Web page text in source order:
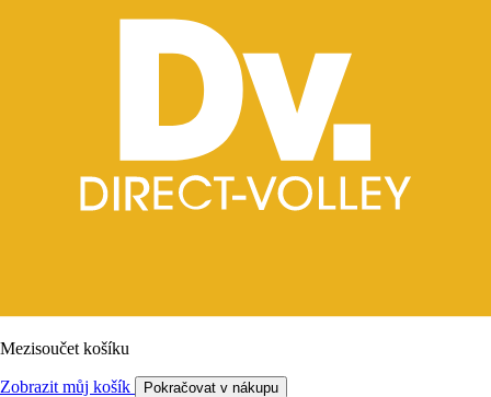
Mezisoučet košíku
Zobrazit můj košík Pokračovat v nákupu